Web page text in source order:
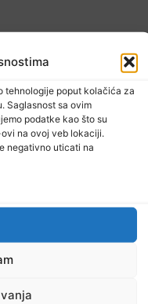
tehnologije poput kolačića za
Saglasnost sa ovim
podatke kao što su
na ovoj veb lokaciji.
negativno uticati na